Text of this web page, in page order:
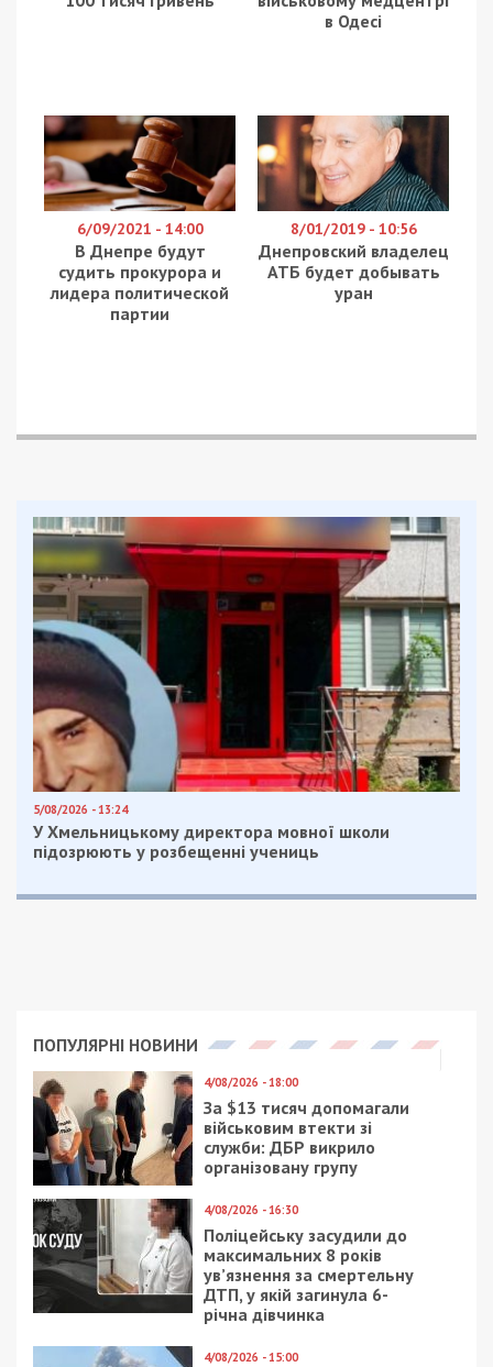
в Одесі
6/09/2021 - 14:00
В Днепре будут
судить прокурора и
лидера политической
партии
8/01/2019 - 10:56
Днепровский владелец
АТБ будет добывать
уран
5/08/2026 - 13:24
У Хмельницькому директора мовної школи
підозрюють у розбещенні учениць
ПОПУЛЯРНІ НОВИНИ
4/08/2026 - 18:00
За $13 тисяч допомагали
військовим втекти зі
служби: ДБР викрило
організовану групу
4/08/2026 - 16:30
Поліцейську засудили до
максимальних 8 років
ув’язнення за смертельну
ДТП, у якій загинула 6-
річна дівчинка
4/08/2026 - 15:00